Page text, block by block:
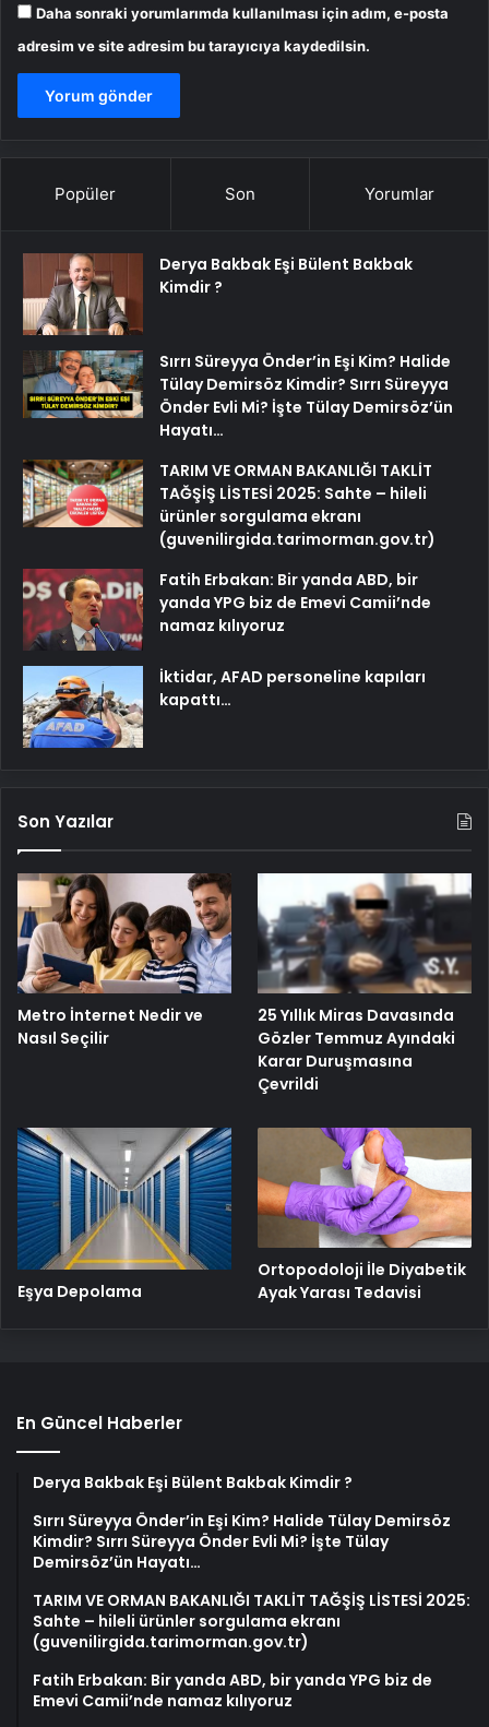
Daha sonraki yorumlarımda kullanılması için adım, e-posta
adresim ve site adresim bu tarayıcıya kaydedilsin.
Popüler Son Yorumlar
Derya Bakbak Eşi Bülent Bakbak
Kimdir ?
Sırrı Süreyya Önder’in Eşi Kim? Halide
Tülay Demirsöz Kimdir? Sırrı Süreyya
Önder Evli Mi? İşte Tülay Demirsöz’ün
Hayatı…
TARIM VE ORMAN BAKANLIĞI TAKLİT
TAĞŞİŞ LİSTESİ 2025: Sahte – hileli
ürünler sorgulama ekranı
(guvenilirgida.tarimorman.gov.tr)
Fatih Erbakan: Bir yanda ABD, bir
yanda YPG biz de Emevi Camii’nde
namaz kılıyoruz
İktidar, AFAD personeline kapıları
kapattı…
Son Yazılar
Metro İnternet Nedir ve
Nasıl Seçilir
25 Yıllık Miras Davasında
Gözler Temmuz Ayındaki
Karar Duruşmasına
Çevrildi
Eşya Depolama
Ortopodoloji İle Diyabetik
Ayak Yarası Tedavisi
En Güncel Haberler
Derya Bakbak Eşi Bülent Bakbak Kimdir ?
Sırrı Süreyya Önder’in Eşi Kim? Halide Tülay Demirsöz
Kimdir? Sırrı Süreyya Önder Evli Mi? İşte Tülay
Demirsöz’ün Hayatı…
TARIM VE ORMAN BAKANLIĞI TAKLİT TAĞŞİŞ LİSTESİ 2025:
Sahte – hileli ürünler sorgulama ekranı
(guvenilirgida.tarimorman.gov.tr)
Fatih Erbakan: Bir yanda ABD, bir yanda YPG biz de
Emevi Camii’nde namaz kılıyoruz